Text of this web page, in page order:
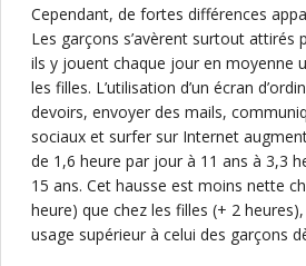
Cependant, de fortes différences
Les garçons s’avèrent surtout attirés
ils y jouent chaque jour en moyenne
les filles. L’utilisation d’un écran
devoirs, envoyer des mails,
sociaux et surfer sur Internet
de 1,6 heure par jour à 11 ans à 3,3
15 ans. Cet hausse est moins nette
heure) que chez les filles (+ 2
usage supérieur à celui des garçons